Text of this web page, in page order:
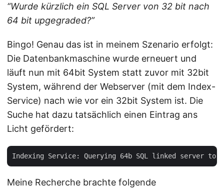
“Wurde kürzlich ein SQL Server von 32 bit nach
64 bit upgegraded?”
Bingo! Genau das ist in meinem Szenario erfolgt:
Die Datenbankmaschine wurde erneuert und
läuft nun mit 64bit System statt zuvor mit 32bit
System, während der Webserver (mit dem Index-
Service) nach wie vor ein 32bit System ist. Die
Suche hat dazu tatsächlich einen Eintrag ans
Licht gefördert:
Meine Recherche brachte folgende